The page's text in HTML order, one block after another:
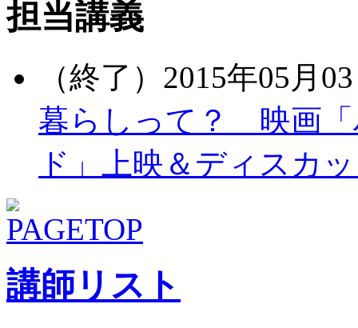
担当講義
（終了）2015年05月
暮らしって？ 映画「
ド」上映＆ディスカ
講師リスト